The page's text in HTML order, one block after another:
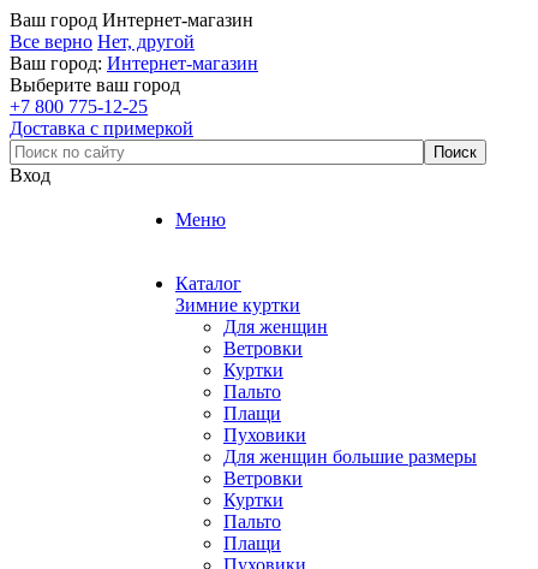
Ваш город Интернет-магазин
Все верно Нет, другой
Ваш город: Интернет-магазин
Выберите ваш город
+7 800 775-12-25
Доставка с примеркой
Вход
Меню
Каталог
Зимние куртки
Для женщин
Ветровки
Куртки
Пальто
Плащи
Пуховики
Для женщин большие размеры
Ветровки
Куртки
Пальто
Плащи
Пуховики